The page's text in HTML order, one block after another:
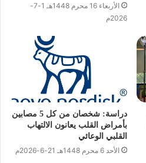
الأربعاء 16 محرم 1448هـ 1-7-
2026م
دراسة: شخصان من كل 5 مصابين
بأمراض القلب يعانون الالتهاب
القلبي الوعائي
الأحد 6 محرم 1448هـ 21-6-2026م